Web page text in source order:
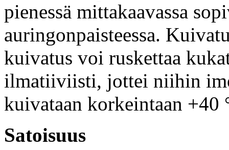
pienessä mittakaavassa
auringonpaisteessa.
kuivatus voi ruskettaa
ilmatiiviisti, jottei niihin
kuivataan korkeintaan
Satoisuus